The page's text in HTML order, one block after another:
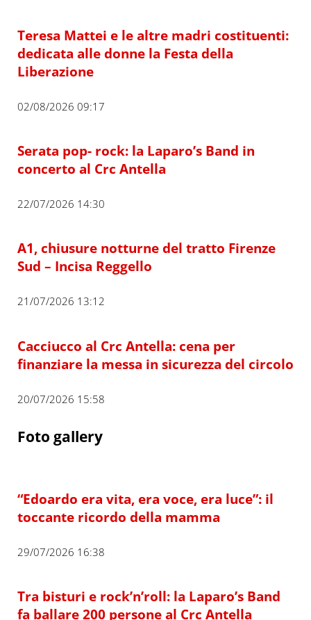
Teresa Mattei e le altre madri costituenti:
dedicata alle donne la Festa della
Liberazione
02/08/2026 09:17
Serata pop- rock: la Laparo’s Band in
concerto al Crc Antella
22/07/2026 14:30
A1, chiusure notturne del tratto Firenze
Sud – Incisa Reggello
21/07/2026 13:12
Cacciucco al Crc Antella: cena per
finanziare la messa in sicurezza del circolo
20/07/2026 15:58
Foto gallery
“Edoardo era vita, era voce, era luce”: il
toccante ricordo della mamma
29/07/2026 16:38
Tra bisturi e rock’n’roll: la Laparo’s Band
fa ballare 200 persone al Crc Antella